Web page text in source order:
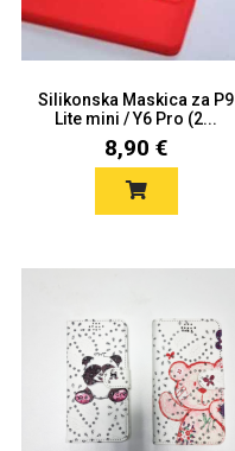
Silikonska Maskica za P9
Lite mini / Y6 Pro (2...
8,90 €
Love motivi